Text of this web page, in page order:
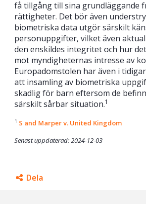
få tillgång till sina grundläggande
rättigheter. Det bör även
biometriska data utgör särskilt
personuppgifter, vilket även
den enskildes integritet och hur
mot myndigheternas intresse av
Europadomstolen har även i
att insamling av biometriska
skadlig för barn eftersom de
särskilt sårbar situation.1
1 S and Marper v. United Kingdom
Senast uppdaterad: 2024-12-03
Dela